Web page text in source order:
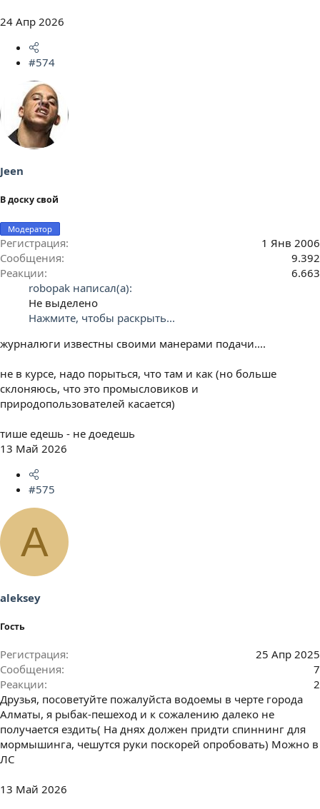
24 Апр 2026
#574
Jeen
В доску свой
Модератор
Регистрация
1 Янв 2006
Сообщения
9.392
Реакции
6.663
robopak написал(а):
Не выделено
Нажмите, чтобы раскрыть...
журналюги известны своими манерами подачи....
не в курсе, надо порыться, что там и как (но больше
склоняюсь, что это промысловиков и
природопользователей касается)
тише едешь - не доедешь
13 Май 2026
#575
A
aleksey
Гость
Регистрация
25 Апр 2025
Сообщения
7
Реакции
2
Друзья, посоветуйте пожалуйста водоемы в черте города
Алматы, я рыбак-пешеход и к сожалению далеко не
получается ездить( На днях должен придти спиннинг для
мормышинга, чешутся руки поскорей опробовать) Можно в
ЛС
13 Май 2026